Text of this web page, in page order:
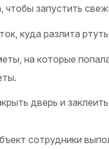
чтобы запустить
куда разлита
на которые
дверь и
сотрудники